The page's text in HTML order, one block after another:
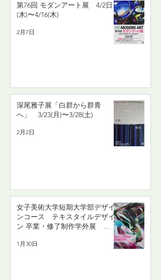
第76回 モダンアート展 4/2日
(木)〜4/16(木)
2月7日
深尾雅子展「白群から群青
へ」 3/23(月)〜3/28(土)
2月2日
女子美術大学短期大学部デザイ
ンコース テキスタイルデザイ
ン 卒業・修了制作学外展
1月30日